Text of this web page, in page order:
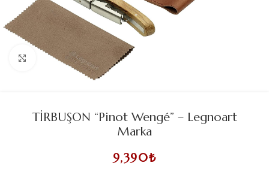
Büyütmek için tıklayın
TİRBUŞON “Pinot Wengé” – Legnoart
Marka
9,390₺